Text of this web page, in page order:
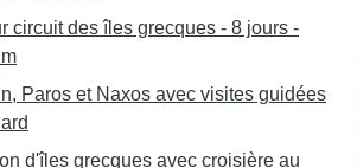
circuit des îles grecques - 8 jours -
Paros et Naxos avec visites guidées
d'îles grecques avec croisière au